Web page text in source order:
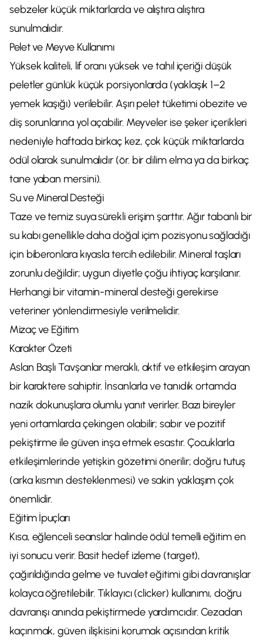
sebzeler küçük miktarlarda ve alıştıra alıştıra
sunulmalıdır.
Pelet ve Meyve Kullanımı
Yüksek kaliteli, lif oranı yüksek ve tahıl içeriği düşük
peletler günlük küçük porsiyonlarda (yaklaşık 1–2
yemek kaşığı) verilebilir. Aşırı pelet tüketimi obezite ve
diş sorunlarına yol açabilir. Meyveler ise şeker içerikleri
nedeniyle haftada birkaç kez, çok küçük miktarlarda
ödül olarak sunulmalıdır (ör. bir dilim elma ya da birkaç
tane yaban mersini).
Su ve Mineral Desteği
Taze ve temiz suya sürekli erişim şarttır. Ağır tabanlı bir
su kabı genellikle daha doğal içim pozisyonu sağladığı
için biberonlara kıyasla tercih edilebilir. Mineral taşları
zorunlu değildir; uygun diyetle çoğu ihtiyaç karşılanır.
Herhangi bir vitamin-mineral desteği gerekirse
veteriner yönlendirmesiyle verilmelidir.
Mizaç ve Eğitim
Karakter Özeti
Aslan Başlı Tavşanlar meraklı, aktif ve etkileşim arayan
bir karaktere sahiptir. İnsanlarla ve tanıdık ortamda
nazik dokunuşlara olumlu yanıt verirler. Bazı bireyler
yeni ortamlarda çekingen olabilir; sabır ve pozitif
pekiştirme ile güven inşa etmek esastır. Çocuklarla
etkileşimlerinde yetişkin gözetimi önerilir; doğru tutuş
(arka kısmın desteklenmesi) ve sakin yaklaşım çok
önemlidir.
Eğitim İpuçları
Kısa, eğlenceli seanslar halinde ödül temelli eğitim en
iyi sonucu verir. Basit hedef izleme (target),
çağırıldığında gelme ve tuvalet eğitimi gibi davranışlar
kolayca öğretilebilir. Tıklayıcı (clicker) kullanımı, doğru
davranışı anında pekiştirmede yardımcıdır. Cezadan
kaçınmak, güven ilişkisini korumak açısından kritik